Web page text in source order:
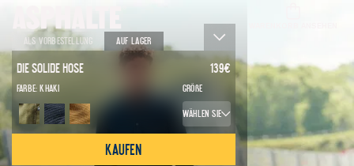
Als Vorbestellung Auf Lager
Die Solide Hose 139€
Farbe:Khaki Größe
Wählen Sie
Kaufen